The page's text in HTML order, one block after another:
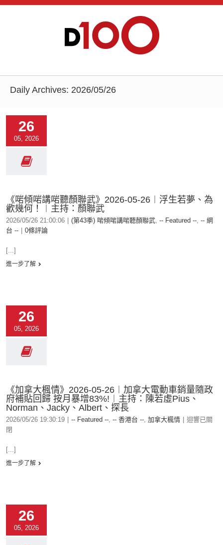
Daily Archives: 2026/05/26
26
05, 2026
《啱傾啱講啱聽顏聯武》2026-05-26︱浮生若夢、為
歡幾何！︱主持：顏聯武
2026/05/26 21:00:06 (第43季) 啱傾啱講啱聽顏聯武, -- Featured --, -- 網
台 --
0條評論
[...]
進一步了解
26
05, 2026
《加拿大楓情》2026-05-26︱加拿大電動車銷量隨政
府補貼回歸 按月暴增83%!︱主持：陳若虛Pius、
Norman、Jacky、Albert、探長
2026/05/26 19:30:19 -- Featured --, -- 香港台 --, 加拿大楓情
迴響已關
閉
[...]
進一步了解
26
05, 2026